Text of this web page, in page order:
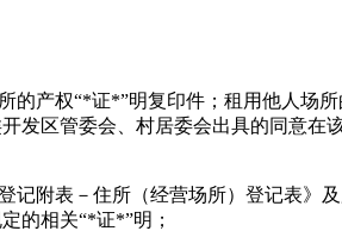
的产权“*证*”明复印件；租用他人场
发区管委会、村居委会出具的同意
记附表－住所（经营场所）登记表
的相关“*证*”明；